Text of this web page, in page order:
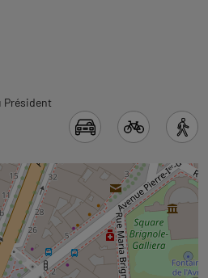
Président